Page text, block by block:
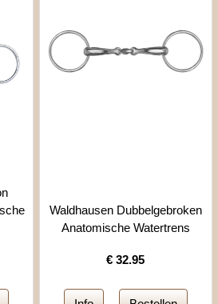
Waldhausen Dubbelgebroken
Anatomische Watertrens
€32.95